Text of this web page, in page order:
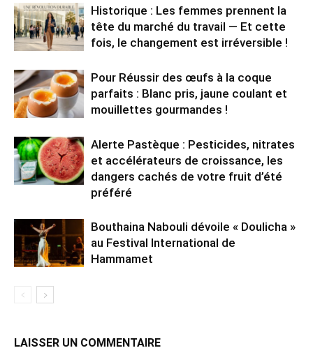
Historique : Les femmes prennent la
tête du marché du travail — Et cette
fois, le changement est irréversible !
Pour Réussir des œufs à la coque
parfaits : Blanc pris, jaune coulant et
mouillettes gourmandes !
Alerte Pastèque : Pesticides, nitrates
et accélérateurs de croissance, les
dangers cachés de votre fruit d’été
préféré
Bouthaina Nabouli dévoile « Doulicha »
au Festival International de
Hammamet
LAISSER UN COMMENTAIRE